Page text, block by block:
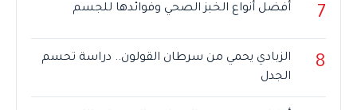
7 أفضل أنواع الخبز الصحي وفوائدها للجسم
8
الزبادي يحمي من سرطان القولون.. دراسة تحسم
الجدل